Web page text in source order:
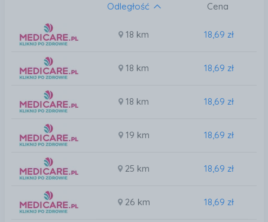
Odległość Cena
18 km 18,69 zł
18 km 18,69 zł
18 km 18,69 zł
19 km 18,69 zł
25 km 18,69 zł
26 km 18,69 zł